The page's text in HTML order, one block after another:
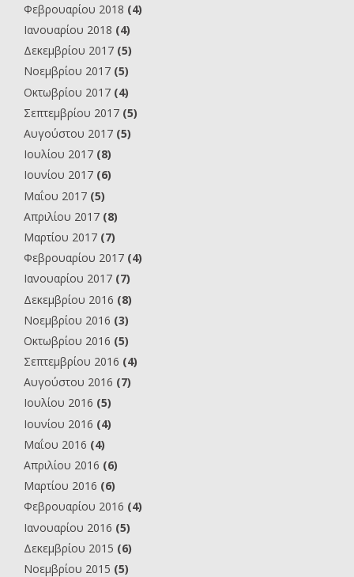
Φεβρουαρίου 2018 (4)
Ιανουαρίου 2018 (4)
Δεκεμβρίου 2017 (5)
Νοεμβρίου 2017 (5)
Οκτωβρίου 2017 (4)
Σεπτεμβρίου 2017 (5)
Αυγούστου 2017 (5)
Ιουλίου 2017 (8)
Ιουνίου 2017 (6)
Μαΐου 2017 (5)
Απριλίου 2017 (8)
Μαρτίου 2017 (7)
Φεβρουαρίου 2017 (4)
Ιανουαρίου 2017 (7)
Δεκεμβρίου 2016 (8)
Νοεμβρίου 2016 (3)
Οκτωβρίου 2016 (5)
Σεπτεμβρίου 2016 (4)
Αυγούστου 2016 (7)
Ιουλίου 2016 (5)
Ιουνίου 2016 (4)
Μαΐου 2016 (4)
Απριλίου 2016 (6)
Μαρτίου 2016 (6)
Φεβρουαρίου 2016 (4)
Ιανουαρίου 2016 (5)
Δεκεμβρίου 2015 (6)
Νοεμβρίου 2015 (5)